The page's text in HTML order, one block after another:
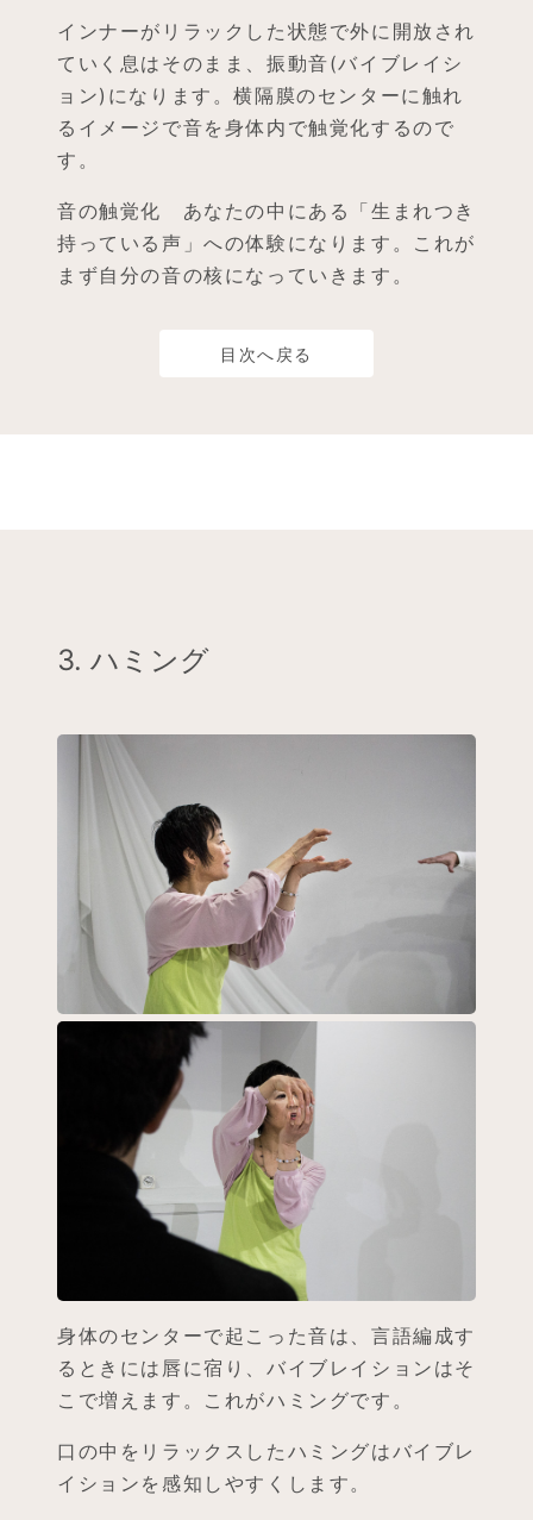
インナーがリラックした状態で外に開放され
ていく息はそのまま、振動音(バイブレイシ
ョン)になります。横隔膜のセンターに触れ
るイメージで音を身体内で触覚化するので
す。
音の触覚化 あなたの中にある「生まれつき
持っている声」への体験になります。これが
まず自分の音の核になっていきます。
目次へ戻る
3. ハミング
身体のセンターで起こった音は、言語編成す
るときには唇に宿り、バイブレイションはそ
こで増えます。これがハミングです。
口の中をリラックスしたハミングはバイブレ
イションを感知しやすくします。